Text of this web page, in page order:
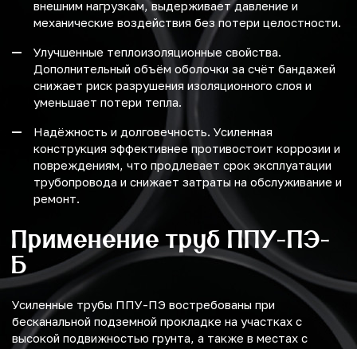
внешним нагрузкам, выдерживает давление и
механические воздействия без потери целостности.
Улучшенные теплоизоляционные свойства.
Дополнительный объём оболочки за счёт бандажей
снижает риск разрушения изоляционного слоя и
уменьшает потери тепла.
Надёжность и долговечность. Усиленная
конструкция эффективнее противостоит коррозии и
повреждениям, что продлевает срок эксплуатации
трубопровода и снижает затраты на обслуживание и
ремонт.
Применение труб ППУ-ПЭ-
Б
Усиленные трубы ППУ-ПЭ востребованы при
бесканальной подземной прокладке на участках с
высокой подвижностью грунта, а также в местах с